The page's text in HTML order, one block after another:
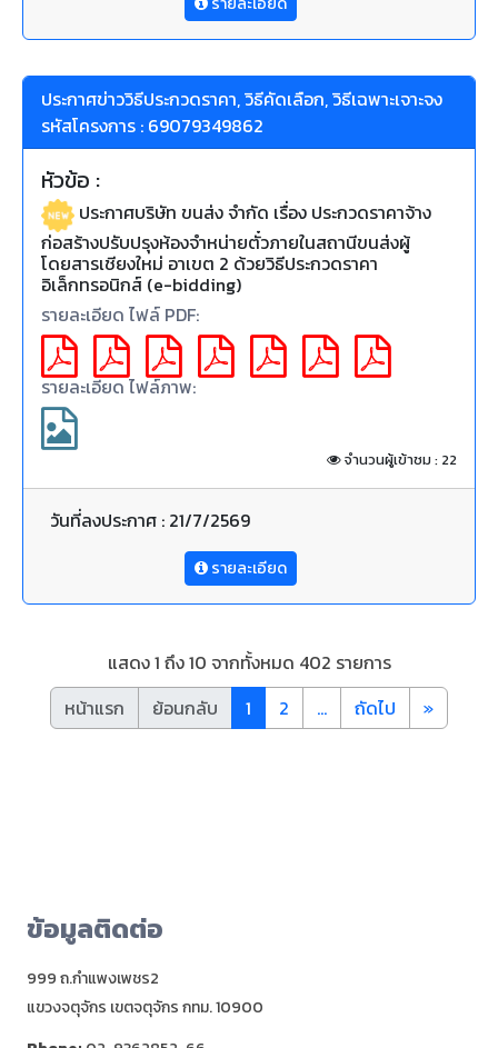
ประกาศข่าววิธีประกวดราคา, วิธีคัดเลือก, วิธีเฉพาะเจาะจง
รหัสโครงการ : 69079349862
หัวข้อ :
ประกาศบริษัท ขนส่ง จำกัด เรื่อง ประกวดราคาจ้าง
ก่อสร้างปรับปรุงห้องจำหน่ายตั๋วภายในสถานีขนส่งผู้
โดยสารเชียงใหม่ อาเขต 2 ด้วยวิธีประกวดราคา
อิเล็กทรอนิกส์ (e-bidding)
รายละเอียด ไฟล์ PDF:
รายละเอียด ไฟล์ภาพ:
จำนวนผู้เข้าชม : 22
วันที่ลงประกาศ : 21/7/2569
รายละเอียด
แสดง 1 ถึง 10 จากทั้งหมด 402 รายการ
หน้าแรก
ย้อนกลับ 1 2 … ถัดไป »
ข้อมูลติดต่อ
999 ถ.กำแพงเพชร2
แขวงจตุจักร เขตจตุจักร กทม. 10900